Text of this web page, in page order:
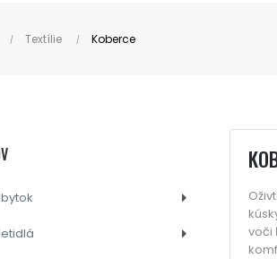
Textílie Koberce
voči